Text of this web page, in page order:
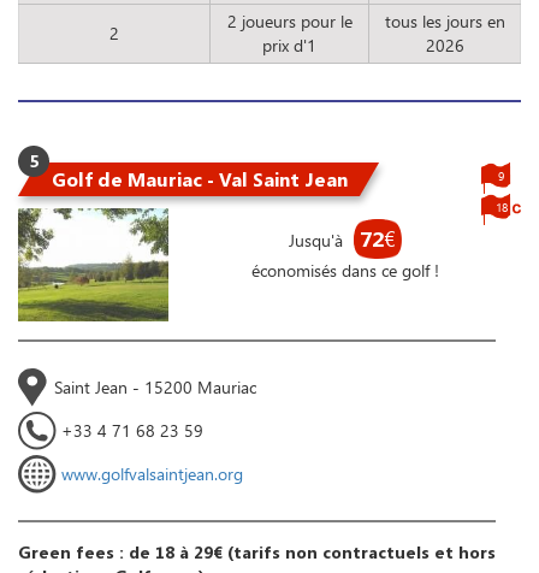
2
2 joueurs pour le
prix d'1
tous les jours en
2026
5
Golf de Mauriac - Val Saint Jean
Jusqu'à 72€
économisés dans ce golf !
9
18
Saint Jean - 15200 Mauriac
+33 4 71 68 23 59
www.golfvalsaintjean.org
Green fees : de 18 à 29€ (tarifs non contractuels et hors